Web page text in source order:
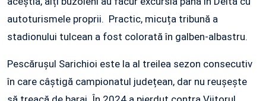
autoturismele proprii. Practic, micuța tribună a
stadionului tulcean a fost colorată în galben-albastru.
Pescăruşul Sarichioi este la al treilea sezon consecutiv
în care câștigă campionatul județean, dar nu reușește